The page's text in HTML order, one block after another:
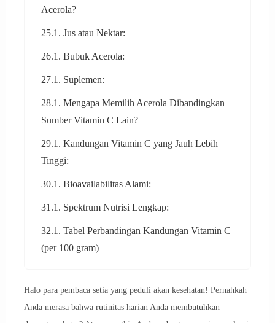
Acerola?
25.1. Jus atau Nektar:
26.1. Bubuk Acerola:
27.1. Suplemen:
28.1. Mengapa Memilih Acerola Dibandingkan
Sumber Vitamin C Lain?
29.1. Kandungan Vitamin C yang Jauh Lebih
Tinggi:
30.1. Bioavailabilitas Alami:
31.1. Spektrum Nutrisi Lengkap:
32.1. Tabel Perbandingan Kandungan Vitamin C
(per 100 gram)
Halo para pembaca setia yang peduli akan kesehatan! Pernahkah
Anda merasa bahwa rutinitas harian Anda membutuhkan